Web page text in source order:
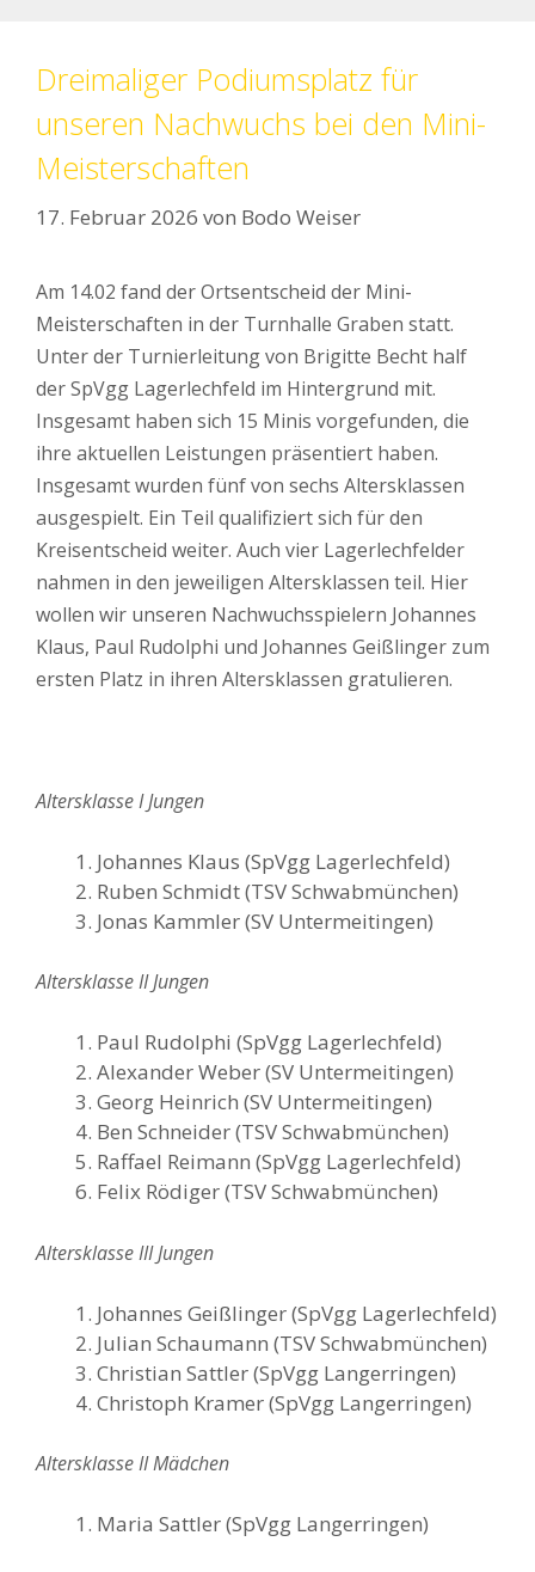
Dreimaliger Podiumsplatz für
unseren Nachwuchs bei den Mini-
Meisterschaften
17. Februar 2026 von Bodo Weiser
Am 14.02 fand der Ortsentscheid der Mini-
Meisterschaften in der Turnhalle Graben statt.
Unter der Turnierleitung von Brigitte Becht half
der SpVgg Lagerlechfeld im Hintergrund mit.
Insgesamt haben sich 15 Minis vorgefunden, die
ihre aktuellen Leistungen präsentiert haben.
Insgesamt wurden fünf von sechs Altersklassen
ausgespielt. Ein Teil qualifiziert sich für den
Kreisentscheid weiter. Auch vier Lagerlechfelder
nahmen in den jeweiligen Altersklassen teil. Hier
wollen wir unseren Nachwuchsspielern Johannes
Klaus, Paul Rudolphi und Johannes Geißlinger zum
ersten Platz in ihren Altersklassen gratulieren.
Altersklasse I Jungen
Johannes Klaus (SpVgg Lagerlechfeld)
Ruben Schmidt (TSV Schwabmünchen)
Jonas Kammler (SV Untermeitingen)
Altersklasse II Jungen
Paul Rudolphi (SpVgg Lagerlechfeld)
Alexander Weber (SV Untermeitingen)
Georg Heinrich (SV Untermeitingen)
Ben Schneider (TSV Schwabmünchen)
Raffael Reimann (SpVgg Lagerlechfeld)
Felix Rödiger (TSV Schwabmünchen)
Altersklasse III Jungen
Johannes Geißlinger (SpVgg Lagerlechfeld)
Julian Schaumann (TSV Schwabmünchen)
Christian Sattler (SpVgg Langerringen)
Christoph Kramer (SpVgg Langerringen)
Altersklasse II Mädchen
Maria Sattler (SpVgg Langerringen)